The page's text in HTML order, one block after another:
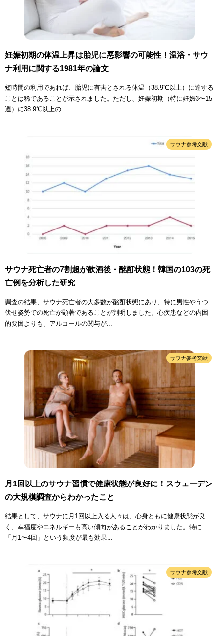
妊娠初期の体温上昇は胎児に悪影響の可能性！温浴・サウ
ナ利用に関する1981年の論文
短時間の利用であれば、胎児に有害とされる体温（38.9℃以上）に達する
ことは稀であることが示されました。ただし、妊娠初期（特に妊娠3〜15
週）に38.9℃以上の...
サウナ参考文献
サウナ死亡者の7割超が飲酒後・酩酊状態！韓国の103の死
亡例を分析した研究
調査の結果、サウナ死亡者の大多数が酩酊状態にあり、特に男性やうつ
伏せ姿勢での死亡が顕著であることが判明しました。心疾患などの内因
的要因よりも、アルコールの関与が...
サウナ参考文献
月1回以上のサウナ習慣で健康状態が良好に！スウェーデン
の大規模調査からわかったこと
結果として、サウナに月1回以上入る人々は、心身ともに健康状態が良
く、幸福度やエネルギーも高い傾向があることがわかりました。特に
「月1〜4回」という頻度が最も効果...
サウナ参考文献